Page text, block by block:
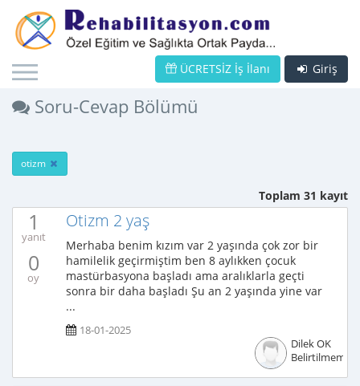
Giriş
ÜCRETSİZ İş İlanı
Soru-Cevap Bölümü
otizm
Toplam 31 kayıt
1
yanıt
0
oy
Otizm 2 yaş
Merhaba benim kızım var 2 yaşında çok zor bir
hamilelik geçirmiştim ben 8 aylıkken çocuk
mastürbasyona başladı ama aralıklarla geçti
sonra bir daha başladı Şu an 2 yaşında yine var
...
18-01-2025
Dilek OK
Belirtilmemiş